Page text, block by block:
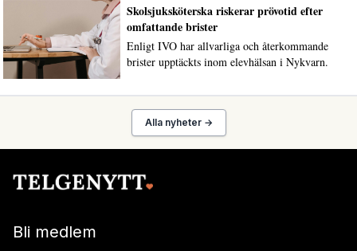
Skolsjuksköterska riskerar prövotid efter
omfattande brister
Enligt IVO har allvarliga och återkommande
brister upptäckts inom elevhälsan i Nykvarn.
Alla nyheter →
Bli medlem